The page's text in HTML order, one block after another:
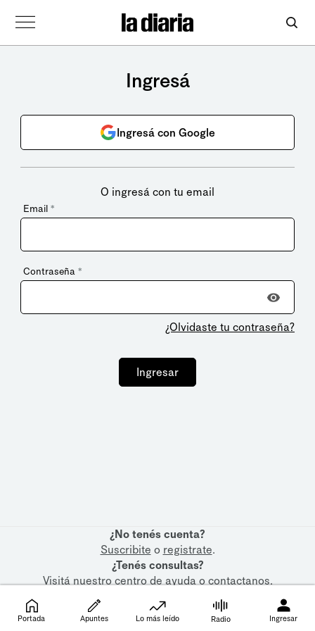
Ingresá
Ingresá con Google
O ingresá con tu email
Email *
Contraseña *
¿Olvidaste tu contraseña?
Ingresar
¿No tenés cuenta?
Suscribite o registrate.
¿Tenés consultas?
Visitá nuestrocentro de ayudaocontactanos.
Portada Apuntes Lo más leído Radio Ingresar